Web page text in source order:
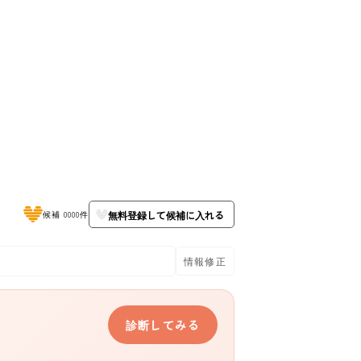
候補 0000件 無料登録して候補に入れる
情報修正
診断してみる